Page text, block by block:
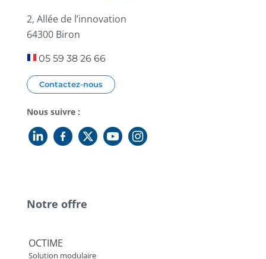
2, Allée de l’innovation
64300 Biron
05 59 38 26 66
Contactez-nous
Nous suivre :
Notre offre
OCTIME
Solution modulaire